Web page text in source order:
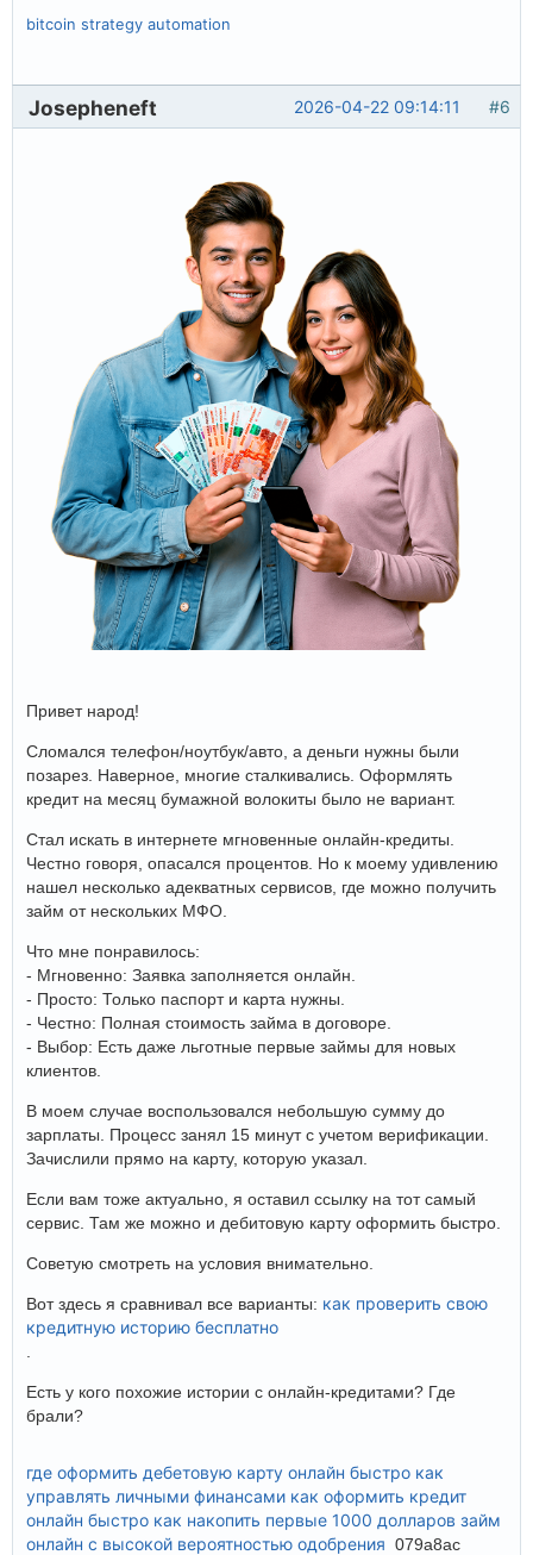
bitcoin strategy automation
#6
2026-04-22 09:14:11
Josepheneft
Привет народ!
Сломался телефон/ноутбук/авто, а деньги нужны были
позарез. Наверное, многие сталкивались. Оформлять
кредит на месяц бумажной волокиты было не вариант.
Стал искать в интернете мгновенные онлайн-кредиты.
Честно говоря, опасался процентов. Но к моему удивлению
нашел несколько адекватных сервисов, где можно получить
займ от нескольких МФО.
Что мне понравилось:
- Мгновенно: Заявка заполняется онлайн.
- Просто: Только паспорт и карта нужны.
- Честно: Полная стоимость займа в договоре.
- Выбор: Есть даже льготные первые займы для новых
клиентов.
В моем случае воспользовался небольшую сумму до
зарплаты. Процесс занял 15 минут с учетом верификации.
Зачислили прямо на карту, которую указал.
Если вам тоже актуально, я оставил ссылку на тот самый
сервис. Там же можно и дебитовую карту оформить быстро.
Советую смотреть на условия внимательно.
Вот здесь я сравнивал все варианты: как проверить свою
кредитную историю бесплатно
Есть у кого похожие истории с онлайн-кредитами? Где
брали?
где оформить дебетовую карту онлайн быстро как
управлять личными финансами как оформить кредит
онлайн быстро как накопить первые 1000 долларов займ
онлайн с высокой вероятностью одобрения 079a8ac